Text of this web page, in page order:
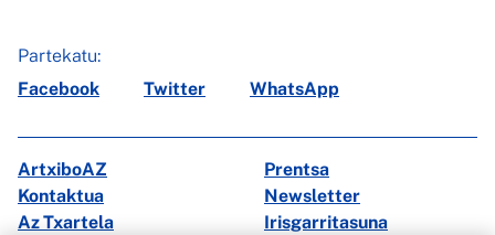
Partekatu:
Facebook
Twitter WhatsApp
ArtxiboAZ
Prentsa
Kontaktua
Newsletter
Az Txartela
Irisgarritasuna